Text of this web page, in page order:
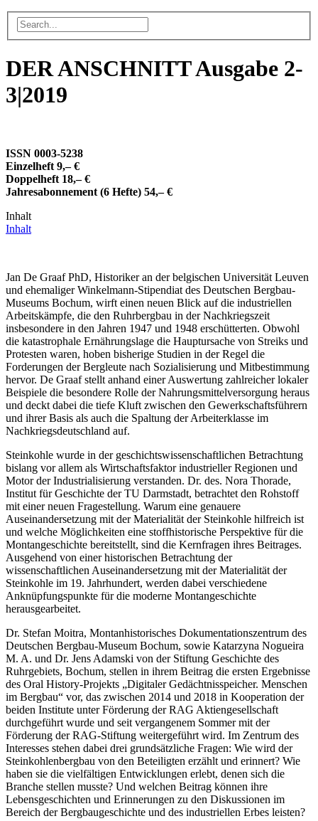
DER ANSCHNITT Ausgabe 2-
3|2019
ISSN 0003-5238
Einzelheft 9,– €
Doppelheft 18,– €
Jahresabonnement (6 Hefte) 54,– €
Inhalt
Inhalt
Jan De Graaf PhD, Historiker an der belgischen Universität Leuven
und ehemaliger Winkelmann-Stipendiat des Deutschen Bergbau-
Museums Bochum, wirft einen neuen Blick auf die industriellen
Arbeitskämpfe, die den Ruhrbergbau in der Nachkriegszeit
insbesondere in den Jahren 1947 und 1948 erschütterten. Obwohl
die katastrophale Ernährungslage die Hauptursache von Streiks und
Protesten waren, hoben bisherige Studien in der Regel die
Forderungen der Bergleute nach Sozialisierung und Mitbestimmung
hervor. De Graaf stellt anhand einer Auswertung zahlreicher lokaler
Beispiele die besondere Rolle der Nahrungsmittelversorgung heraus
und deckt dabei die tiefe Kluft zwischen den Gewerkschaftsführern
und ihrer Basis als auch die Spaltung der Arbeiterklasse im
Nachkriegsdeutschland auf.
Steinkohle wurde in der geschichtswissenschaftlichen Betrachtung
bislang vor allem als Wirtschaftsfaktor industrieller Regionen und
Motor der Industrialisierung verstanden. Dr. des. Nora Thorade,
Institut für Geschichte der TU Darmstadt, betrachtet den Rohstoff
mit einer neuen Fragestellung. Warum eine genauere
Auseinandersetzung mit der Materialität der Steinkohle hilfreich ist
und welche Möglichkeiten eine stoffhistorische Perspektive für die
Montangeschichte bereitstellt, sind die Kernfragen ihres Beitrages.
Ausgehend von einer historischen Betrachtung der
wissenschaftlichen Auseinandersetzung mit der Materialität der
Steinkohle im 19. Jahrhundert, werden dabei verschiedene
Anknüpfungspunkte für die moderne Montangeschichte
herausgearbeitet.
Dr. Stefan Moitra, Montanhistorisches Dokumentationszentrum des
Deutschen Bergbau-Museum Bochum, sowie Katarzyna Nogueira
M. A. und Dr. Jens Adamski von der Stiftung Geschichte des
Ruhrgebiets, Bochum, stellen in ihrem Beitrag die ersten Ergebnisse
des Oral History-Projekts „Digitaler Gedächtnisspeicher. Menschen
im Bergbau“ vor, das zwischen 2014 und 2018 in Kooperation der
beiden Institute unter Förderung der RAG Aktiengesellschaft
durchgeführt wurde und seit vergangenem Sommer mit der
Förderung der RAG-Stiftung weitergeführt wird. Im Zentrum des
Interesses stehen dabei drei grundsätzliche Fragen: Wie wird der
Steinkohlenbergbau von den Beteiligten erzählt und erinnert? Wie
haben sie die vielfältigen Entwicklungen erlebt, denen sich die
Branche stellen musste? Und welchen Beitrag können ihre
Lebensgeschichten und Erinnerungen zu den Diskussionen im
Bereich der Bergbaugeschichte und des industriellen Erbes leisten?